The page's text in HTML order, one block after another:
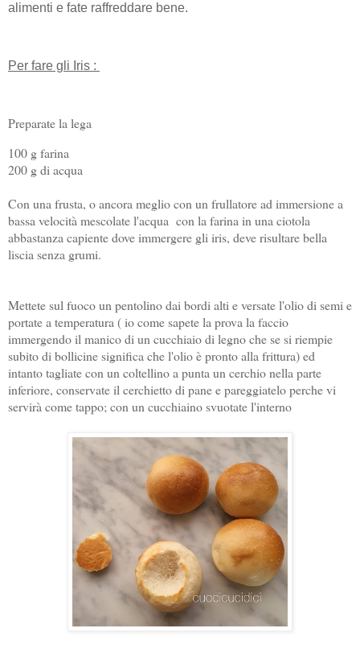
alimenti e fate raffreddare bene.
Per fare gli Iris :
Preparate la lega
100 g farina
200 g di acqua
Con una frusta, o ancora meglio con un frullatore ad immersione a
bassa velocità mescolate l'acqua con la farina in una ciotola
abbastanza capiente dove immergere gli iris, deve risultare bella
liscia senza grumi.
Mettete sul fuoco un pentolino dai bordi alti e versate l'olio di semi e
portate a temperatura ( io come sapete la prova la faccio
immergendo il manico di un cucchiaio di legno che se si riempie
subito di bollicine significa che l'olio è pronto alla frittura) ed
intanto tagliate con un coltellino a punta un cerchio nella parte
inferiore, conservate il cerchietto di pane e pareggiatelo perche vi
servirà come tappo; con un cucchiaino svuotate l'interno